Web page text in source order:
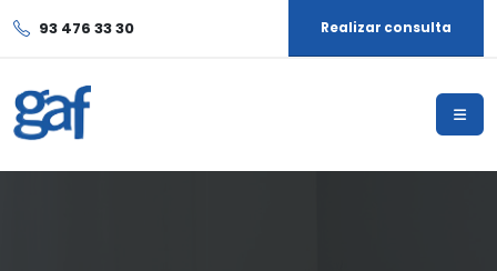
93 476 33 30 Realizar consulta